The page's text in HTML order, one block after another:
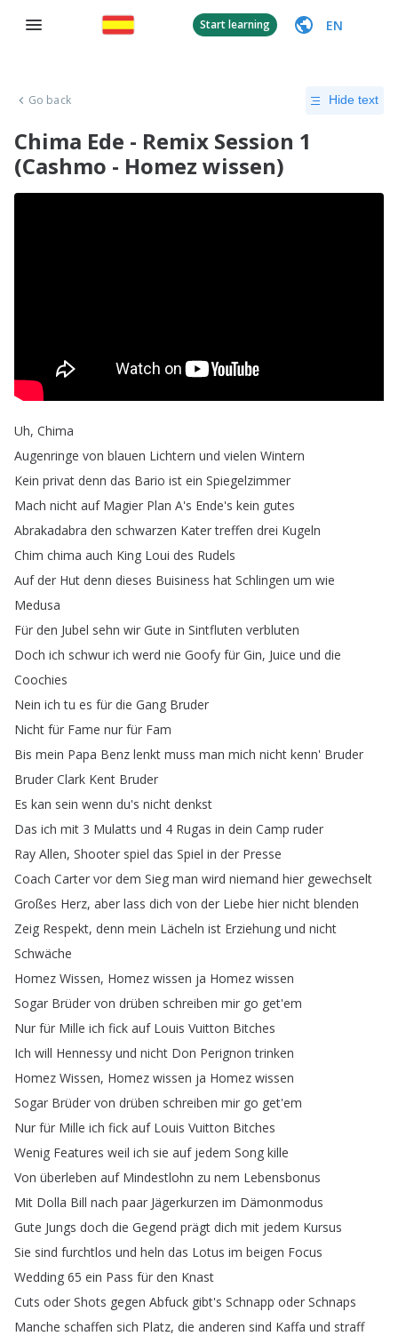
Start learning EN
Go back Hide text
Chima Ede - Remix Session 1
(Cashmo - Homez wissen)
Uh, Chima
Augenringe von blauen Lichtern und vielen Wintern
Kein privat denn das Bario ist ein Spiegelzimmer
Mach nicht auf Magier Plan A's Ende's kein gutes
Abrakadabra den schwarzen Kater treffen drei Kugeln
Chim chima auch King Loui des Rudels
Auf der Hut denn dieses Buisiness hat Schlingen um wie
Medusa
Für den Jubel sehn wir Gute in Sintfluten verbluten
Doch ich schwur ich werd nie Goofy für Gin, Juice und die
Coochies
Nein ich tu es für die Gang Bruder
Nicht für Fame nur für Fam
Bis mein Papa Benz lenkt muss man mich nicht kenn' Bruder
Bruder Clark Kent Bruder
Es kan sein wenn du's nicht denkst
Das ich mit 3 Mulatts und 4 Rugas in dein Camp ruder
Ray Allen, Shooter spiel das Spiel in der Presse
Coach Carter vor dem Sieg man wird niemand hier gewechselt
Großes Herz, aber lass dich von der Liebe hier nicht blenden
Zeig Respekt, denn mein Lächeln ist Erziehung und nicht
Schwäche
Homez Wissen, Homez wissen ja Homez wissen
Sogar Brüder von drüben schreiben mir go get'em
Nur für Mille ich fick auf Louis Vuitton Bitches
Ich will Hennessy und nicht Don Perignon trinken
Homez Wissen, Homez wissen ja Homez wissen
Sogar Brüder von drüben schreiben mir go get'em
Nur für Mille ich fick auf Louis Vuitton Bitches
Wenig Features weil ich sie auf jedem Song kille
Von überleben auf Mindestlohn zu nem Lebensbonus
Mit Dolla Bill nach paar Jägerkurzen im Dämonmodus
Gute Jungs doch die Gegend prägt dich mit jedem Kursus
Sie sind furchtlos und heln das Lotus im beigen Focus
Wedding 65 ein Pass für den Knast
Cuts oder Shots gegen Abfuck gibt's Schnapp oder Schnaps
Manche schaffen sich Platz, die anderen sind Kaffa und straff